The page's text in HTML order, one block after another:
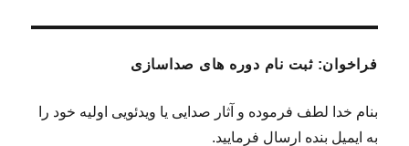
فراخوان: ثبت نام دوره های صداسازی
بنام خدا لطف فرموده و آثار صدایی یا ویدئویی اولیه خود را
به ایمیل بنده ارسال فرمایید.